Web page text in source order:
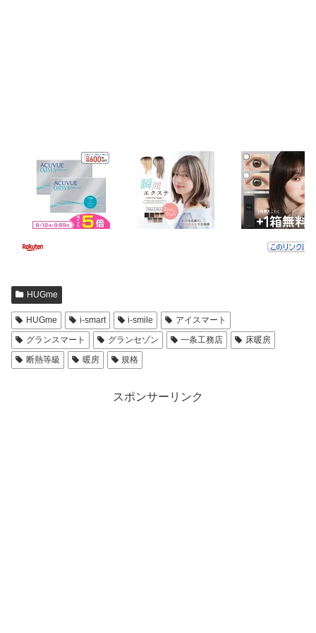
HUGme
HUGme i-smart i-smile
アイスマート
グランスマート
グランセゾン 一条工務店
床暖房
断熱等級
暖房 規格
スポンサーリンク